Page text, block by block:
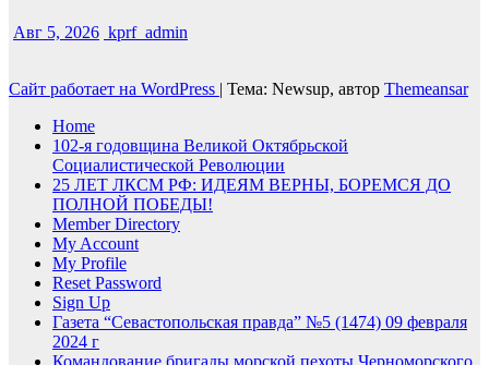
Авг 5, 2026 kprf_admin
Сайт работает на WordPress | Тема: Newsup, автор Themeansar
Home
102-я годовщина Великой Октябрьской
Социалистической Революции
25 ЛЕТ ЛКСМ РФ: ИДЕЯМ ВЕРНЫ, БОРЕМСЯ ДО
ПОЛНОЙ ПОБЕДЫ!
Member Directory
My Account
My Profile
Reset Password
Sign Up
Газета “Севастопольская правда” №5 (1474) 09 февраля
2024 г
Командование бригады морской пехоты Черноморского